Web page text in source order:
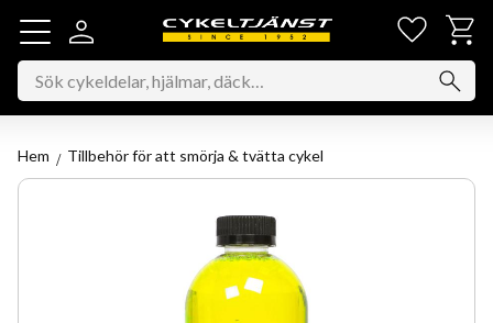
Meny
Hem Tillbehör för att smörja & tvätta cykel